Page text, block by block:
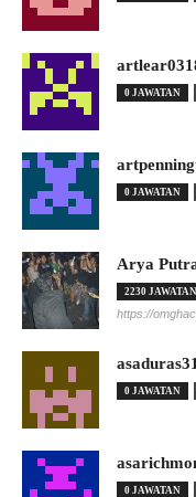
0 JAWATAN
0 JAWATAN
Arya
2230 JAWATAN
https://
asaduras31
0 JAWATAN
0 JAWATAN